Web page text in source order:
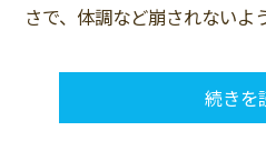
さで、体調など崩されない
続きを